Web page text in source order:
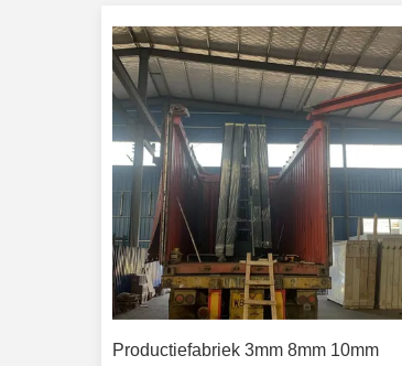
Productiefabriek 3mm 8mm 10mm